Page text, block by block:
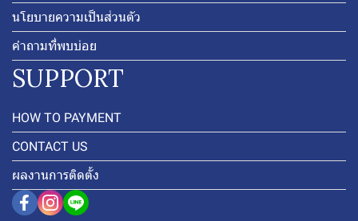
นโยบายความเป็นส่วนตัว
คำถามที่พบบ่อย
SUPPORT
HOW TO PAYMENT
CONTACT US
ผลงานการติดตั้ง